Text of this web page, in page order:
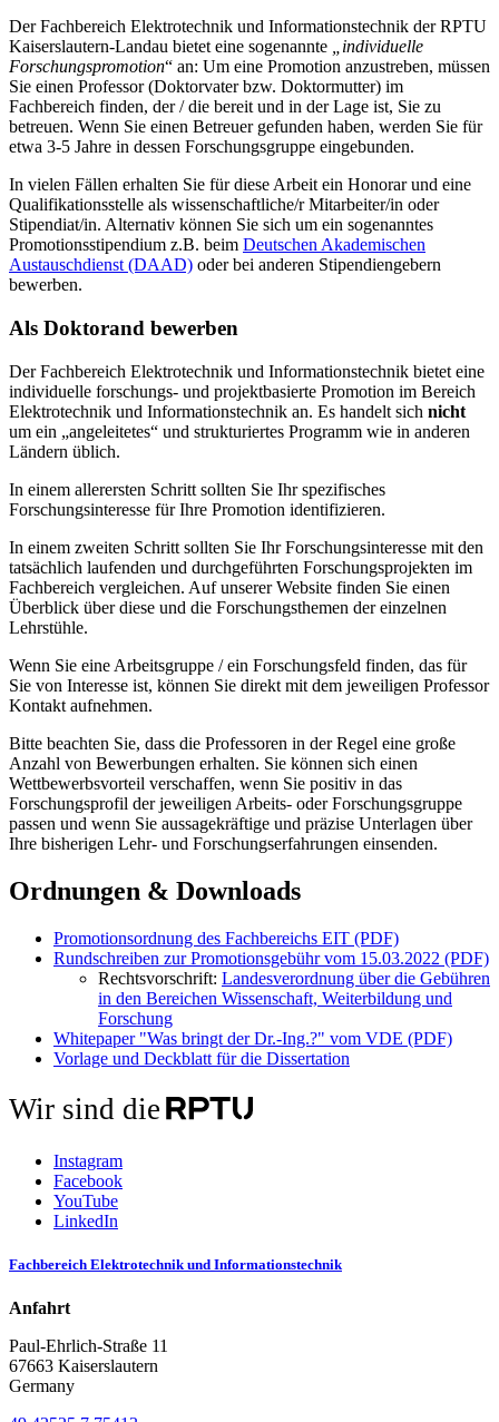
Der Fachbereich Elektrotechnik und Informationstechnik der RPTU
Kaiserslautern-Landau bietet eine sogenannte
„individuelle
Forschungspromotion“ an: Um eine Promotion anzustreben, müssen
Sie einen Professor (Doktorvater bzw. Doktormutter) im
Fachbereich finden, der / die bereit und in der Lage ist, Sie zu
betreuen. Wenn Sie einen Betreuer gefunden haben, werden Sie für
etwa 3-5 Jahre in dessen Forschungsgruppe eingebunden.
In vielen Fällen erhalten Sie für diese Arbeit ein Honorar und eine
Qualifikationsstelle als wissenschaftliche/r Mitarbeiter/in oder
Stipendiat/in. Alternativ können Sie sich um ein sogenanntes
Promotionsstipendium z.B. beim Deutschen Akademischen
Austauschdienst (DAAD) oder bei anderen Stipendiengebern
bewerben.
Als Doktorand bewerben
Der Fachbereich Elektrotechnik und Informationstechnik bietet eine
individuelle forschungs- und projektbasierte Promotion im Bereich
Elektrotechnik und Informationstechnik an. Es handelt sich nicht
um ein „angeleitetes“ und strukturiertes Programm wie in anderen
Ländern üblich.
In einem allerersten Schritt sollten Sie Ihr spezifisches
Forschungsinteresse für Ihre Promotion identifizieren.
In einem zweiten Schritt sollten Sie Ihr Forschungsinteresse mit den
tatsächlich laufenden und durchgeführten Forschungsprojekten im
Fachbereich vergleichen. Auf unserer Website finden Sie einen
Überblick über diese und die Forschungsthemen der einzelnen
Lehrstühle.
Wenn Sie eine Arbeitsgruppe / ein Forschungsfeld finden, das für
Sie von Interesse ist, können Sie direkt mit dem jeweiligen Professor
Kontakt aufnehmen.
Bitte beachten Sie, dass die Professoren in der Regel eine große
Anzahl von Bewerbungen erhalten. Sie können sich einen
Wettbewerbsvorteil verschaffen, wenn Sie positiv in das
Forschungsprofil der jeweiligen Arbeits- oder Forschungsgruppe
passen und wenn Sie aussagekräftige und präzise Unterlagen über
Ihre bisherigen Lehr- und Forschungserfahrungen einsenden.
Ordnungen & Downloads
Promotionsordnung des Fachbereichs EIT (PDF)
Rundschreiben zur Promotionsgebühr vom 15.03.2022 (PDF)
Rechtsvorschrift: Landesverordnung über die Gebühren
in den Bereichen Wissenschaft, Weiterbildung und
Forschung
Whitepaper "Was bringt der Dr.-Ing.?" vom VDE (PDF)
Vorlage und Deckblatt für die Dissertation
Wir sind die
Instagram
Facebook
YouTube
LinkedIn
Fachbereich Elektrotechnik und Informationstechnik
Anfahrt
Paul-Ehrlich-Straße 11
67663 Kaiserslautern
Germany